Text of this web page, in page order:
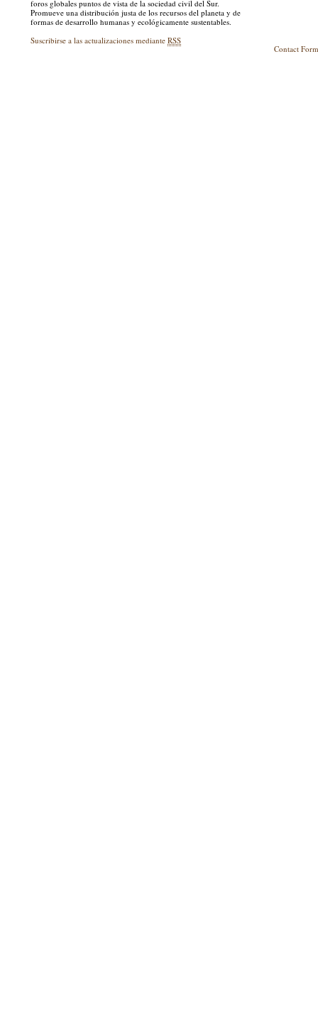
foros globales puntos de vista de la sociedad civil del Sur.
Promueve una distribución justa de los recursos del planeta y de
formas de desarrollo humanas y ecológicamente sustentables.
Suscribirse a las actualizaciones medianteRSS
Contact Form